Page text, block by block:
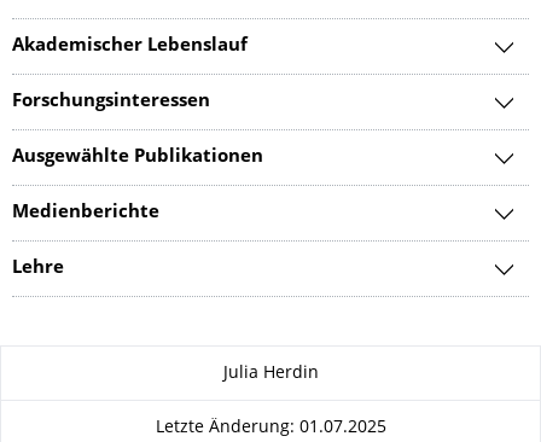
Akademischer Lebenslauf
Forschungsinteressen
Ausgewählte Publikationen
Medienberichte
Lehre
Julia Herdin
Letzte Änderung: 01.07.2025